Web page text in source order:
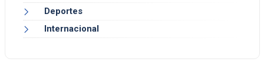
Deportes
Internacional